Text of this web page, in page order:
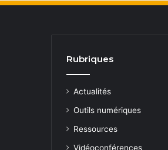
Rubriques
Actualités
Outils numériques
Ressources
Vidéoconférences